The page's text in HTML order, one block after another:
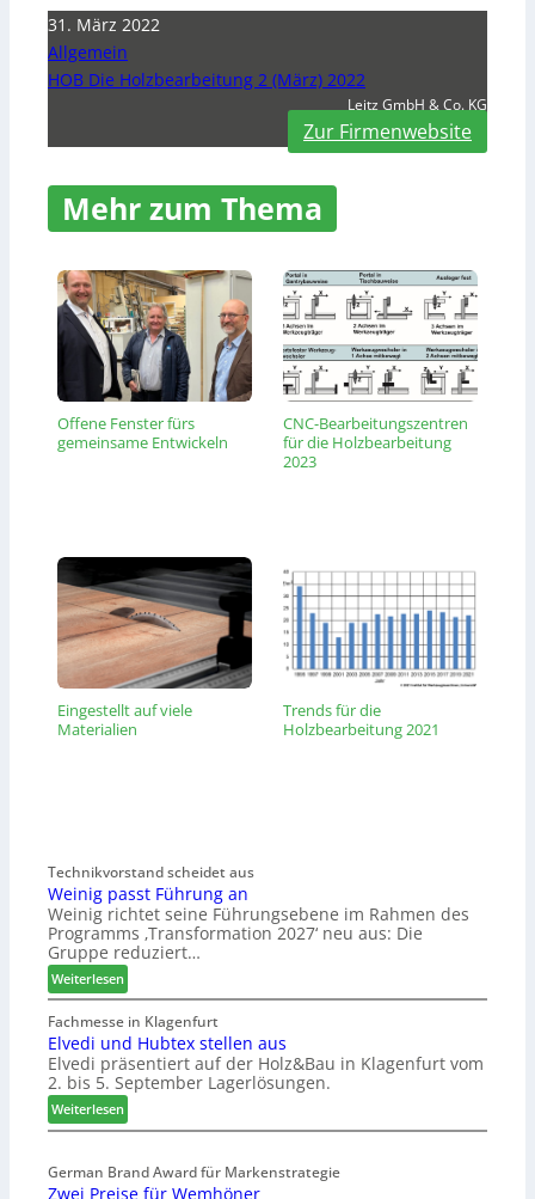
31. März 2022
Allgemein
HOB Die Holzbearbeitung 2 (März) 2022
Leitz GmbH & Co. KG
Zur Firmenwebsite
Mehr zum Thema
Offene Fenster fürs
gemeinsame Entwickeln
CNC-Bearbeitungszentren
für die Holzbearbeitung
2023
Eingestellt auf viele
Materialien
Trends für die
Holzbearbeitung 2021
Technikvorstand scheidet aus
Weinig passt Führung an
Weinig richtet seine Führungsebene im Rahmen des
Programms ‚Transformation 2027‘ neu aus: Die
Gruppe reduziert…
Weiterlesen:
W
e
i
n
i
p
s
s
Fachmesse in Klagenfurt
Elvedi und Hubtex stellen aus
Elvedi präsentiert auf der Holz&Bau in Klagenfurt vom
2. bis 5. September Lagerlösungen.
Weiterlesen:
E
v
e
German Brand Award für Markenstrategie
Zwei Preise für Wemhöner